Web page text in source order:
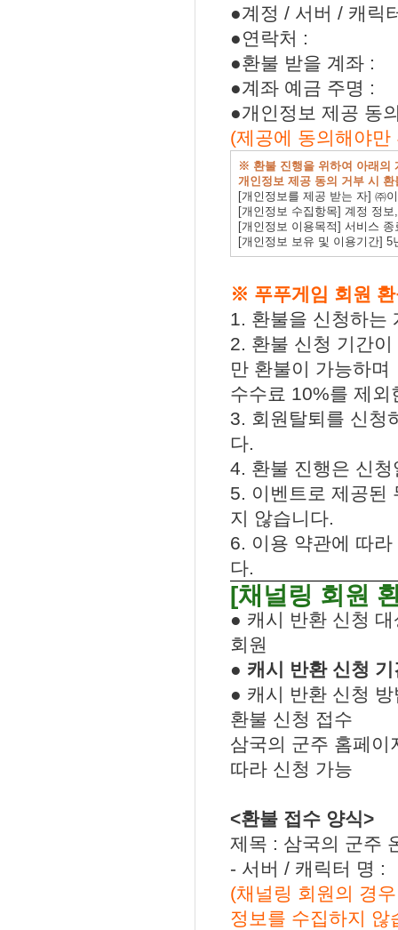
●계정 / 서버 / 캐릭
●연락처 :
●환불 받을 계좌 :
●계좌 예금 주명 :
●개인정보 제공 동
(제공에 동의해야
※ 환불 진행을 위하여 아래의
개인정보 제공 동의 거부 시
[개인정보를 제공 받는 자] ㈜
[개인정보 수집항목] 계정 정
[개인정보 이용목적] 서비스
[개인정보 보유 및 이용기간]
※ 푸푸게임 회원
1. 환불을 신청하는
2. 환불 신청 기간
만 환불이 가능하며
수수료 10%를 제
3. 회원탈퇴를 신청
다.
4. 환불 진행은 신
5. 이벤트로 제공된
지 않습니다.
6. 이용 약관에 따라
다.
[채널링 회원
● 캐시 반환 신청
회원
● 캐시 반환 신청
● 캐시 반환 신청
환불 신청 접수
삼국의 군주 홈페
따라 신청 가능
<환불 접수 양식>
제목 : 삼국의 군주
- 서버 / 캐릭터 명 :
(채널링 회원의 경
정보를 수집하지 않